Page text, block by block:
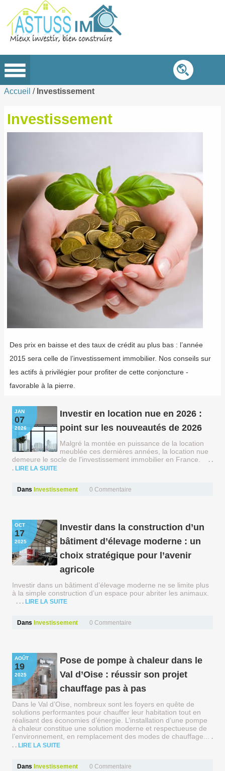
Accueil / Investissement
Investissement
Des prix en baisse et des taux de crédit au plus bas : l’année
2015 sera celle de l’investissement immobilier. Nos conseils sur
les actifs à privilégier pour profiter de cette conjoncture ­
favorable à la pierre.
JAN
07
2026
Investir en location nue en 2026 :
point sur les nouveautés de 2026
Malgré la montée en puissance de la location
meublée ces dernières années, la location nue
demeure le socle de l'investissement immobilier en France.
LIRE LA SUITE
Dans Investissement 0 Commentaire
OCT
17
2025
Investir dans la construction d’un
bâtiment d’élevage moderne : un
choix stratégique pour l’avenir
agricole
Investir dans un bâtiment d’élevage moderne ne se limite plus
à la simple construction d’un espace pour abriter les animaux.
LIRE LA SUITE
Dans Investissement 0 Commentaire
AOÛT
19
2025
Pose de pompe à chaleur dans le
Val d’Oise : réussir son projet
chauffage pas à pas
Dans le Val d’Oise, nombreux sont les foyers en quête de
solutions performantes pour chauffer leur habitation tout en
réalisant des économies d’énergie. L’installation d’une pompe
à chaleur constitue une solution moderne et respectueuse de
l’environnement, en remplacement des modes de chauffage...
LIRE LA SUITE
Dans Investissement 0 Commentaire